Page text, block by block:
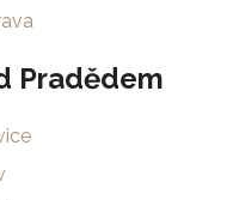
Pradědem